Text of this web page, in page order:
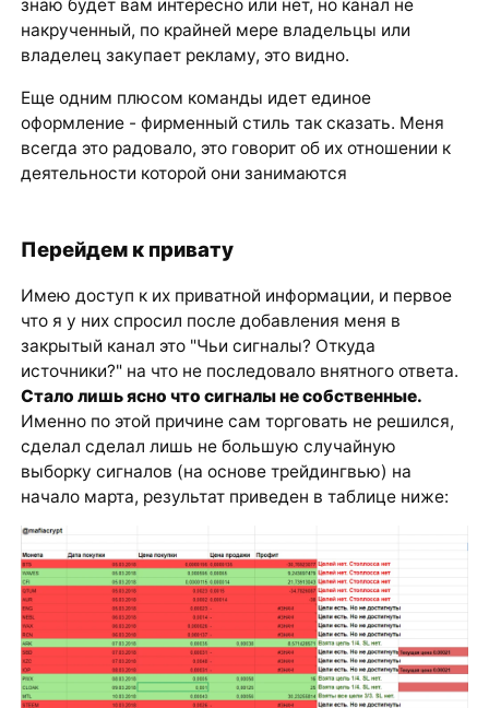
знаю будет вам интересно или нет, но канал не
накрученный, по крайней мере владельцы или
владелец закупает рекламу, это видно.
Еще одним плюсом команды идет единое
оформление - фирменный стиль так сказать. Меня
всегда это радовало, это говорит об их отношении к
деятельности которой они занимаются
Перейдем к привату
Имею доступ к их приватной информации, и первое
что я у них спросил после добавления меня в
закрытый канал это "Чьи сигналы? Откуда
источники?" на что не последовало внятного ответа.
Стало лишь ясно что сигналы не собственные.
Именно по этой причине сам торговать не решился,
сделал сделал лишь не большую случайную
выборку сигналов (на основе трейдингвью) на
начало марта, результат приведен в таблице ниже: